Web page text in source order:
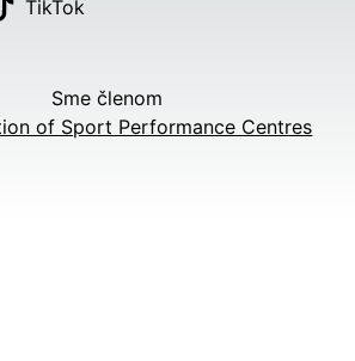
TikTok
Sme členom
of Sport Performance Centres